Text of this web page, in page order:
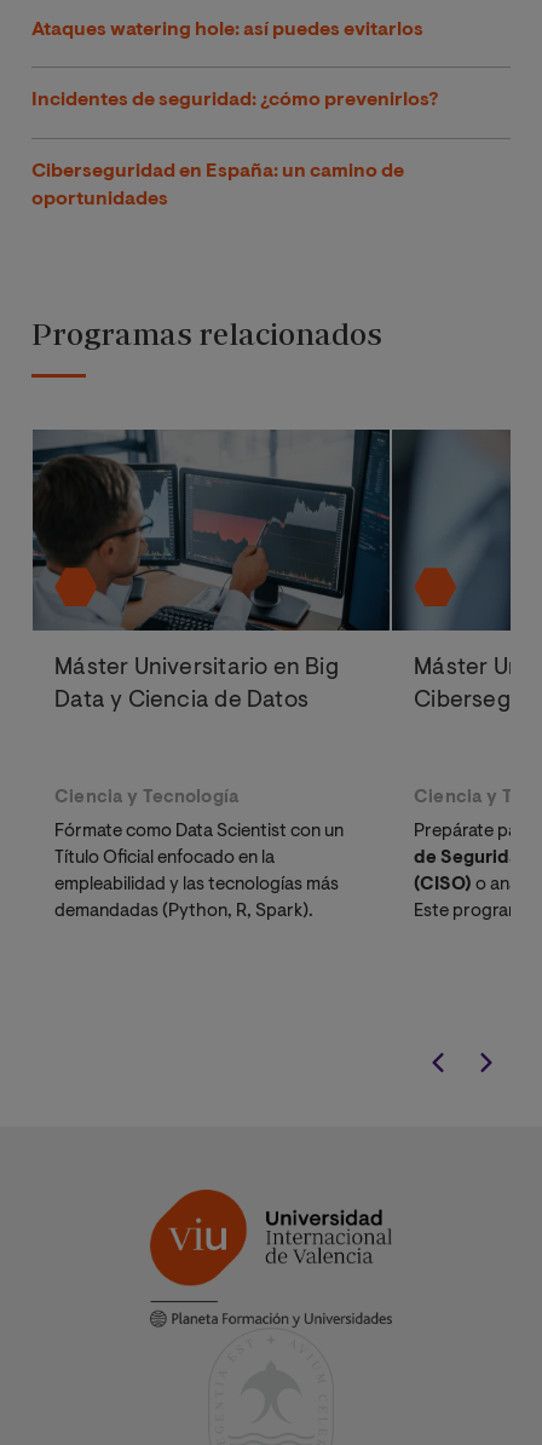
Ataques watering hole: así puedes evitarlos
Incidentes de seguridad: ¿cómo prevenirlos?
Ciberseguridad en España: un camino de
oportunidades
Programas relacionados
Máster Universitario en Big
Data y Ciencia de Datos
Ciencia y Tecnología
Fórmate como Data Scientist con un
Título Oficial enfocado en la
empleabilidad y las tecnologías más
demandadas (Python, R, Spark).
Máster
Ciencia y
Prepárate
de Seguridad
(CISO) o
Este programa